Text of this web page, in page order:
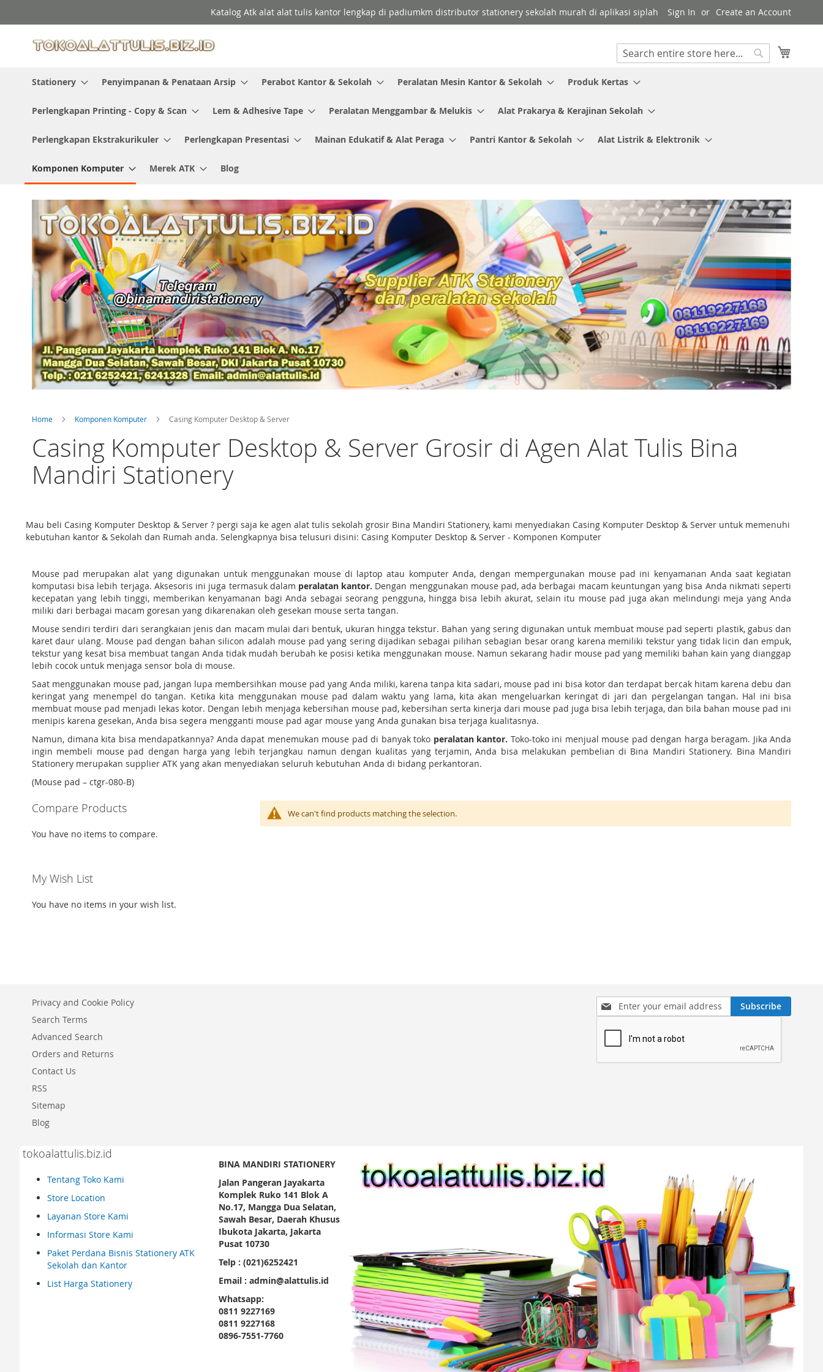
to
Katalog Atk alat alat tulis kantor lengkap di padiumkm distributor stationery sekolah murah di aplikasi siplah Sign In Create an Account
Search
Stationery
Penyimpanan & Penataan Arsip Perabot Kantor & Sekolah Peralatan Mesin Kantor & Sekolah Produk Kertas
Perlengkapan Printing - Copy & Scan Lem & Adhesive Tape Peralatan Menggambar & Melukis Alat Prakarya & Kerajinan Sekolah
Perlengkapan Ekstrakurikuler Perlengkapan Presentasi Mainan Edukatif & Alat Peraga Pantri Kantor & Sekolah Alat Listrik & Elektronik
Komponen Komputer Merek ATK Blog
Home Komponen Komputer Casing Komputer Desktop & Server
Casing Komputer Desktop & Server Grosir di Agen Alat Tulis Bina
Mandiri Stationery
Mau beli Casing Komputer Desktop & Server ? pergi saja ke agen alat tulis sekolah grosir Bina Mandiri Stationery, kami menyediakan Casing Komputer Desktop & Server untuk memenuhi
kebutuhan kantor & Sekolah dan Rumah anda. Selengkapnya bisa telusuri disini: Casing Komputer Desktop & Server - Komponen Komputer
Mouse pad merupakan alat yang digunakan untuk menggunakan mouse di laptop atau komputer Anda, dengan mempergunakan mouse pad ini kenyamanan Anda saat kegiatan
komputasi bisa lebih terjaga. Aksesoris ini juga termasuk dalam peralatan kantor. Dengan menggunakan mouse pad, ada berbagai macam keuntungan yang bisa Anda nikmati seperti
kecepatan yang lebih tinggi, memberikan kenyamanan bagi Anda sebagai seorang pengguna, hingga bisa lebih akurat, selain itu mouse pad juga akan melindungi meja yang Anda
miliki dari berbagai macam goresan yang dikarenakan oleh gesekan mouse serta tangan.
Mouse sendiri terdiri dari serangkaian jenis dan macam mulai dari bentuk, ukuran hingga tekstur. Bahan yang sering digunakan untuk membuat mouse pad seperti plastik, gabus dan
karet daur ulang. Mouse pad dengan bahan silicon adalah mouse pad yang sering dijadikan sebagai pilihan sebagian besar orang karena memiliki tekstur yang tidak licin dan empuk,
tekstur yang kesat bisa membuat tangan Anda tidak mudah berubah ke posisi ketika menggunakan mouse. Namun sekarang hadir mouse pad yang memiliki bahan kain yang dianggap
lebih cocok untuk menjaga sensor bola di mouse.
Saat menggunakan mouse pad, jangan lupa membersihkan mouse pad yang Anda miliki, karena tanpa kita sadari, mouse pad ini bisa kotor dan terdapat bercak hitam karena debu dan
keringat yang menempel do tangan. Ketika kita menggunakan mouse pad dalam waktu yang lama, kita akan mengeluarkan keringat di jari dan pergelangan tangan. Hal ini bisa
membuat mouse pad menjadi lekas kotor. Dengan lebih menjaga kebersihan mouse pad, kebersihan serta kinerja dari mouse pad juga bisa lebih terjaga, dan bila bahan mouse pad ini
menipis karena gesekan, Anda bisa segera mengganti mouse pad agar mouse yang Anda gunakan bisa terjaga kualitasnya.
Namun, dimana kita bisa mendapatkannya? Anda dapat menemukan mouse pad di banyak toko peralatan kantor. Toko-toko ini menjual mouse pad dengan harga beragam. Jika Anda
ingin membeli mouse pad dengan harga yang lebih terjangkau namun dengan kualitas yang terjamin, Anda bisa melakukan pembelian di Bina Mandiri Stationery. Bina Mandiri
Stationery merupakan supplier ATK yang akan menyediakan seluruh kebutuhan Anda di bidang perkantoran.
(Mouse pad – ctgr-080-B)
We can't find products matching the selection.
Compare Products
You have no items to compare.
My Wish List
You have no items in your wish list.
Sign
Up
Newsletter:
Subscribe
Privacy and Cookie Policy
Search Terms
Advanced Search
Orders and Returns
Contact Us
RSS
Sitemap
Blog
tokoalattulis.biz.id
Tentang Toko Kami
Store Location
Layanan Store Kami
Informasi Store Kami
Paket Perdana Bisnis Stationery ATK
Sekolah dan Kantor
List Harga Stationery
BINA MANDIRI STATIONERY
Jalan Pangeran Jayakarta
Komplek Ruko 141 Blok A
No.17, Mangga Dua Selatan,
Sawah Besar, Daerah Khusus
Ibukota Jakarta, Jakarta
Pusat 10730
Telp : (021)6252421
Email : admin@alattulis.id
Whatsapp:
0811 9227169
0811 9227168
0896-7551-7760